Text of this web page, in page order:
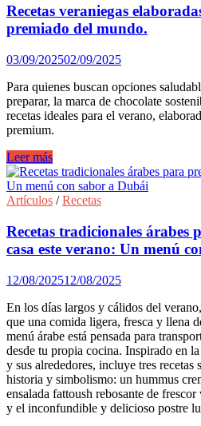
para
celebrar
Halloween
Recetas veraniegas
premiado del mundo.
03/09/202502/09/2025
Para quienes buscan opciones
preparar, la marca de chocolate
recetas ideales para el verano,
premium.
Recetas
veraniegas
elaboradas
con
chocolate
más
premiado
mundo.
Leer más
Artículos /Recetas
Recetas tradicionales árabes
casa este verano: Un menú
12/08/202512/08/2025
En los días largos y cálidos del
que una comida ligera, fresca y llena
menú árabe está pensada para
desde tu propia cocina. Inspirado en
y sus alrededores, incluye tres recetas
historia y simbolismo: un hummus
ensalada fattoush rebosante de
y el inconfundible y delicioso postre